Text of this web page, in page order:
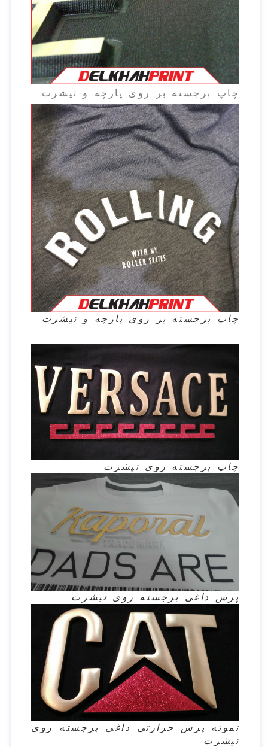
چاپ برجسته بر روی پارچه و تیشرت
چاپ برجسته بر روی پارچه و تیشرت
چاپ برجسته روی تیشرت
پرس داغی برجسته روی تیشرت
نمونه پرس حرارتی داغی برجسته روی
تیشرت